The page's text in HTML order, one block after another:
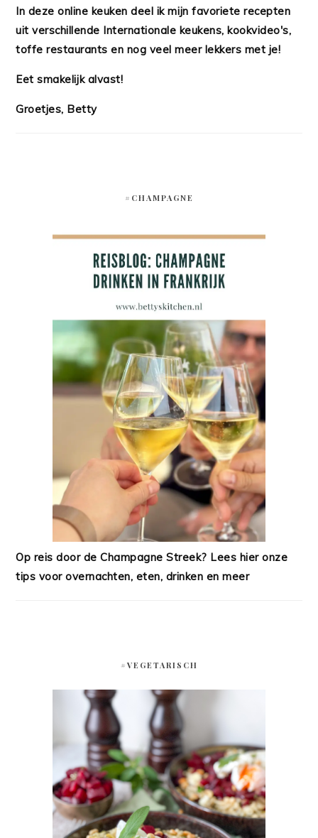
In deze online keuken deel ik mijn favoriete recepten
uit verschillende Internationale keukens, kookvideo's,
toffe restaurants en nog veel meer lekkers met je!
Eet smakelijk alvast!
Groetjes, Betty
#CHAMPAGNE
Op reis door de Champagne Streek? Lees hier onze
tips voor overnachten, eten, drinken en meer
#VEGETARISCH